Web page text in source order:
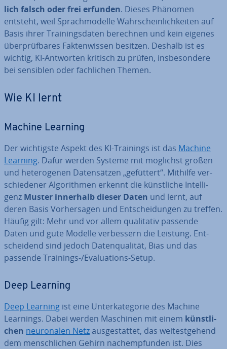
lich falsch oder frei erfunden. Dieses Phänomen
entsteht, weil Sprach­mo­del­le Wahr­schein­lich­kei­ten auf
Basis ihrer Trai­nings­da­ten berechnen und kein eigenes
über­prüf­ba­res Fak­ten­wis­sen besitzen. Deshalb ist es
wichtig, KI-Antworten kritisch zu prüfen, ins­be­son­de­re
bei sensiblen oder fach­li­chen Themen.
Wie KI lernt
Machine Learning
Der wich­tigs­te Aspekt des KI-Trainings ist das Machine
Learning. Dafür werden Systeme mit möglichst großen
und he­te­ro­ge­nen Da­ten­sät­zen „gefüttert“. Mithilfe ver­
schie­de­ner Al­go­rith­men erkennt die künst­li­che In­tel­li­
genz Muster innerhalb dieser Daten und lernt, auf
deren Basis Vor­her­sa­gen und Ent­schei­dun­gen zu treffen.
Häufig gilt: Mehr und vor allem qua­li­ta­tiv passende
Daten und gute Modelle ver­bes­sern die Leistung. Ent­
schei­dend sind jedoch Da­ten­qua­li­tät, Bias und das
passende Trainings-/Eva­lua­tions-Setup.
Deep Learning
Deep Learning ist eine Un­ter­ka­te­go­rie des Machine
Learnings. Dabei werden Maschinen mit einem künst­li­
chen neu­ro­na­len Netzaus­ge­stat­tet, das wei­test­ge­hend
dem mensch­li­chen Gehirn nach­emp­fun­den ist. Dies